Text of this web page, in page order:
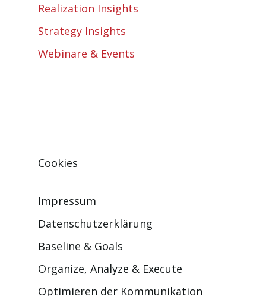
Realization Insights
Strategy Insights
Webinare & Events
Cookies
Impressum
Datenschutzerklärung
Baseline & Goals
Organize, Analyze & Execute
Optimieren der Kommunikation